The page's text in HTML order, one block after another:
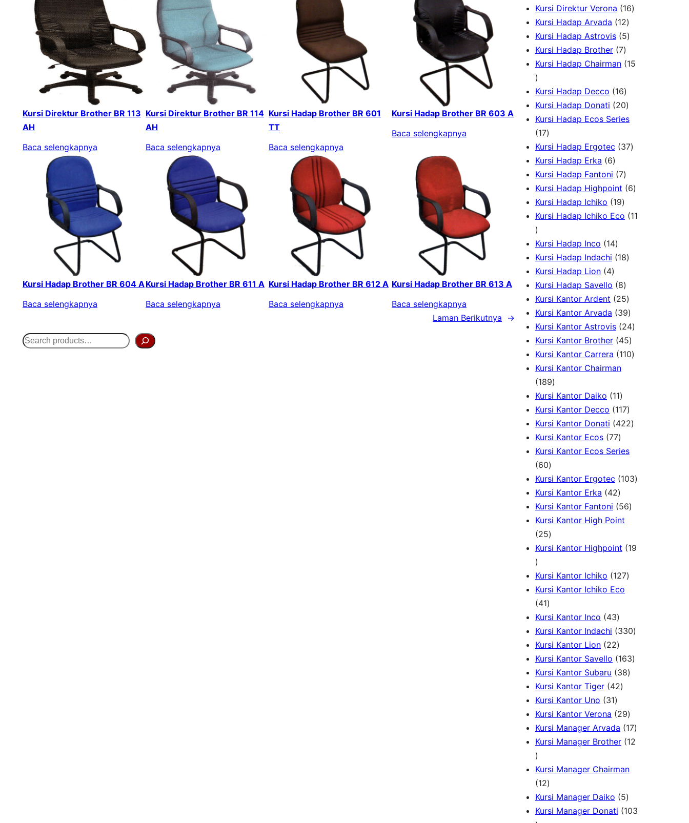
Kursi Direktur Brother BR 113
AH
Baca selengkapnya
Kursi Direktur Brother BR 114
AH
Baca selengkapnya
Kursi Hadap Brother BR 601
TT
Baca selengkapnya
Kursi Hadap Brother BR 603 A
Baca selengkapnya
Kursi Hadap Brother BR 604 A
Baca selengkapnya
Kursi Hadap Brother BR 611 A
Baca selengkapnya
Kursi Hadap Brother BR 612 A
Baca selengkapnya
Kursi Hadap Brother BR 613 A
Baca selengkapnya
Laman Berikutnya
→
S
o
d
u
k
r
k
P
r
o
d
u
6
P
r
o
d
k
Kursi Direktur Verona 161
o
Kursi Hadap Arvada 121
2
r
u
k
Kursi Hadap Astrovis 55
r
u
k
Kursi Hadap Brother 77
P
o
d
u
Kursi Hadap Chairman 15
1
5
P
r
o
d
u
k
Kursi Hadap Decco 161
6
P
o
u
k
Kursi Hadap Donati 202
0
r
u
Kursi Hadap Ecos Series
171
7
P
r
o
d
u
Kursi Hadap Ergotec 373
r
d
Kursi Hadap Erka 66
P
r
o
d
k
Kursi Hadap Fantoni 77
P
r
o
k
Kursi Hadap Highpoint 66
r
Kursi Hadap Ichiko 191
9
o
u
k
Kursi Hadap Ichiko Eco
11
1
1
P
r
o
d
u
k
Kursi Hadap Inco 141
4
r
o
d
u
k
Kursi Hadap Indachi 181
r
o
d
u
k
Kursi Hadap Lion 44
P
r
o
d
u
k
Kursi Hadap Savello 88
P
r
o
d
u
Kursi Kantor Ardent 252
5
P
r
o
Kursi Kantor Arvada 393
9
P
r
k
Kursi Kantor Astrovis 242
P
k
Kursi Kantor Brother 454
5
d
u
Kursi Kantor Carrera 1101
o
Kursi Kantor Chairman
1891
8
9
P
r
o
u
k
Kursi Kantor Daiko 111
1
P
r
o
u
k
Kursi Kantor Decco 1171
1
P
o
u
Kursi Kantor Donati 4224
r
d
Kursi Kantor Ecos 777
7
r
o
d
u
Kursi Kantor Ecos Series
606
0
P
r
o
d
u
Kursi Kantor Ergotec 1031
o
Kursi Kantor Erka 424
2
P
o
u
k
Kursi Kantor Fantoni 565
r
Kursi Kantor High Point
252
5
r
o
d
u
k
Kursi Kantor Highpoint
19
1
9
P
r
o
d
u
k
Kursi Kantor Ichiko 1271
r
d
u
Kursi Kantor Ichiko Eco
414
1
P
r
o
d
u
k
Kursi Kantor Inco 434
3
P
r
o
d
u
k
Kursi Kantor Indachi 3303
0
u
k
Kursi Kantor Lion 222
2
P
r
o
d
u
k
Kursi Kantor Savello 1631
o
d
Kursi Kantor Subaru 383
r
o
d
k
Kursi Kantor Tiger 424
P
o
u
Kursi Kantor Uno 313
1
P
r
d
k
Kursi Kantor Verona 292
9
P
o
u
k
Kursi Manager Arvada 171
7
u
Kursi Manager Brother 12
1
2
P
r
o
Kursi Manager Chairman
121
2
P
Kursi Manager Daiko 55
P
Kursi Manager Donati
103